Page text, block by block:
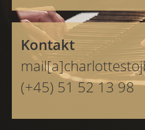
Kontakt
(+45) 51 52 13 98